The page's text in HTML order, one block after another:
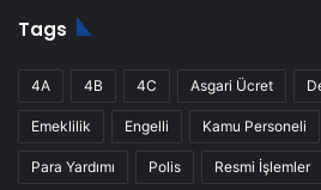
Tags
4A 4B 4C Asgari Ücret
Emeklilik Engelli Kamu Personeli
Para Yardımı Polis Resmi İşlemler